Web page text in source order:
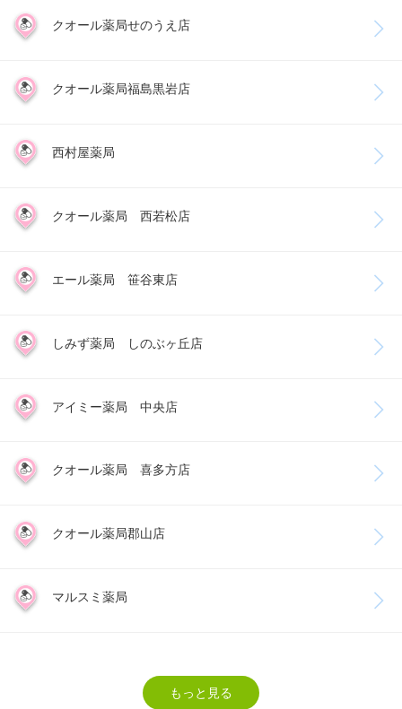
クオール薬局せのうえ店
クオール薬局福島黒岩店
西村屋薬局
クオール薬局 西若松店
エール薬局 笹谷東店
しみず薬局 しのぶヶ丘店
アイミー薬局 中央店
クオール薬局 喜多方店
クオール薬局郡山店
マルスミ薬局
もっと見る